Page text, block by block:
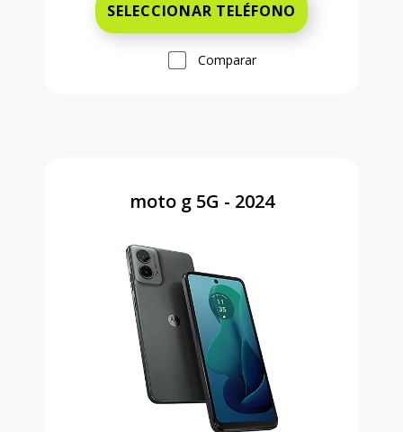
SELECCIONAR TELÉFONO
Comparar
moto g 5G - 2024